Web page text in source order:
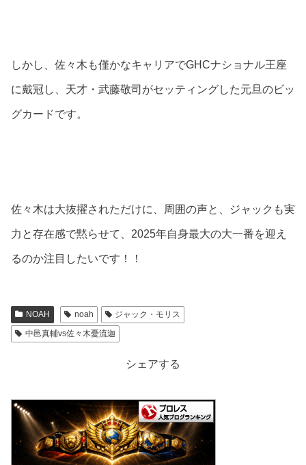
しかし、佐々木も僅かなキャリアでGHCナショナル王座
に戴冠し、天才・武藤敬司がセッティングした元旦のビッ
グカードです。
佐々木は大抜擢されただけに、周囲の声と、ジャックも実
力と存在感で黙らせて、2025年自身最大の大一番を迎え
るのか注目したいです！！
NOAH noah
ジャック・モリス
中邑真輔vs佐々木憂流迦
シェアする